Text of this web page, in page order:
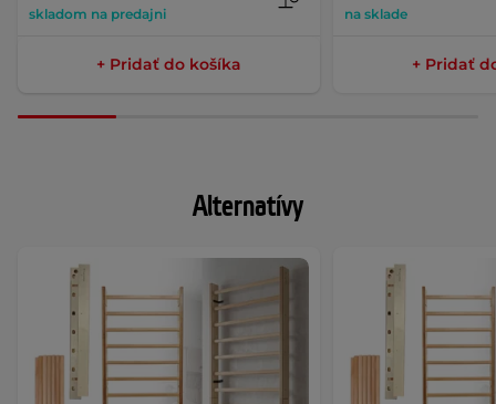
skladom na predajni
+ Pridať do košíka
na sklade
+ Pridať
Alternatívy